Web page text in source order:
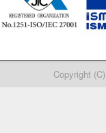
Copyright